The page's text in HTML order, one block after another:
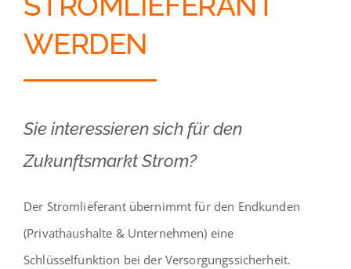
WERDEN
Sie interessieren sich für den
Zukunftsmarkt Strom?
Der Stromlieferant übernimmt für den Endkunden
(Privathaushalte & Unternehmen) eine
Schlüsselfunktion bei der Versorgungssicherheit.